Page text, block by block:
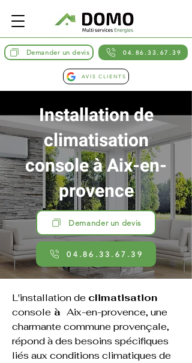
Demander un devis 04.86.33.67.39
AVIS CLIENTS
Installation de
climatisation
console à Aix-en-
provence
Demander un devis
04.86.33.67.39
L'installation de climatisation
console à Aix-en-provence, une
charmante commune provençale,
répond à des besoins spécifiques
liés aux conditions climatiques de